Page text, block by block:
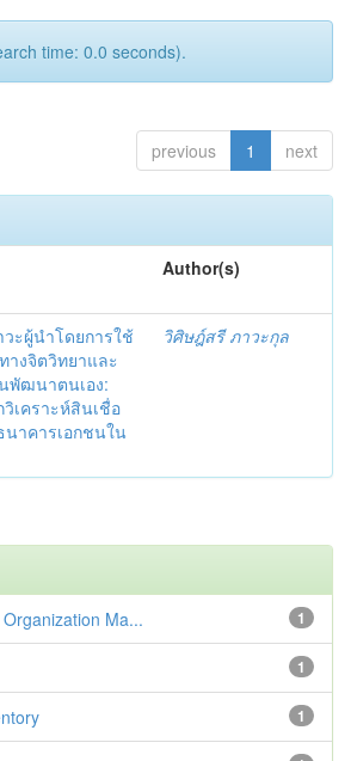
time: 0.0 seconds).
previous 1 next
Author(s)
ะผู้นำโดยการใช้
างจิตวิทยาและ
พัฒนาตนเอง:
เคราะห์สินเชื่อ
นาคารเอกชนใน
วิศิษฎ์สรี ภาวะกุล
1
Ma...
1
1